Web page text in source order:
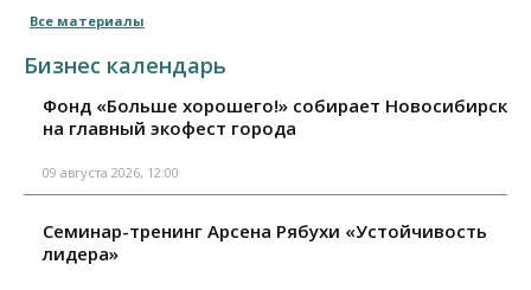
Все материалы
Бизнес календарь
Фонд «Больше хорошего!» собирает Новосибирск
на главный экофест города
09 августа 2026, 12:00
Семинар-тренинг Арсена Рябухи «Устойчивость
лидера»